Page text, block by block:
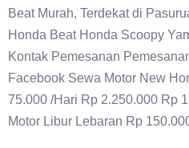
Beat Murah, Terdekat di
Honda Beat Honda Scoopy
Kontak Pemesanan
Facebook Sewa Motor New
75.000 /Hari Rp 2.250.000 Rp
Motor Libur Lebaran Rp